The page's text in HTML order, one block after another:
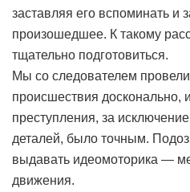
заставляя его вспоминать и
произошедшее. К такому
тщательно подготовиться.
Мы со следователем
происшествия досконально,
преступления, за
деталей, было точным.
выдавать идеомоторика —
движения.